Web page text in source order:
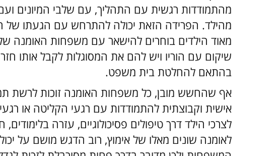
מהתמודדות רגשית עם התהליך, עם שלבי המיונים
מאוד הילדים בוחרים להישאר עם משפחות האומנה
שיקום עם הוריו ויש להם את המסוגלות לקבל אותו
בהתאם להחלטת בית משפט.
אף שהחשש מובן, כל משפחות האומנה זוכות לרשת
אישית וקבוצתית להתמודדות עם רגעי הקליטה או רגעי
לצרכי הילד דרך טיפולים פסיכולוגיים, עזרה בלימודים,
לאומנה שונים מאלו של אימוץ, רוב הדגש מושם על